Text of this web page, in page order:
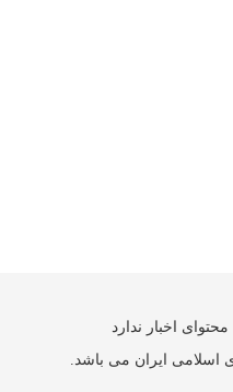
اخبار ندارد
اسلامی ایران می باشد.